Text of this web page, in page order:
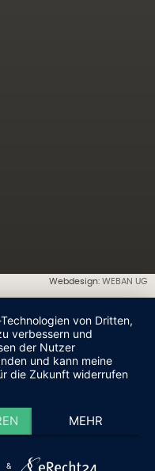
Webdesign:WEBAN UG
von Dritten,
verbessern und
der Nutzer
und kann meine
die Zukunft widerrufen
MEHR
&